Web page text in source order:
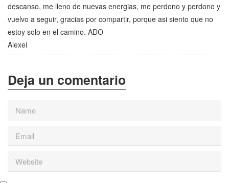
descanso, me lleno de nuevas energias, me perdono y perdono y
vuelvo a seguir, gracias por compartir, porque asi siento que no
estoy solo en el camino. ADO
Alexei